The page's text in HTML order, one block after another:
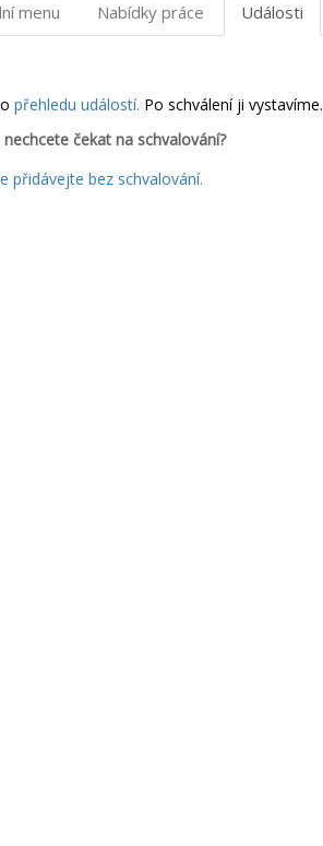
menu Nabídky práce Události
přehledu událostí. Po schválení ji vystavíme.
čekat na schvalování?
přidávejte bez schvalování.